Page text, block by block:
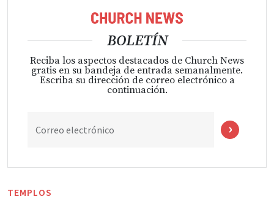
BOLETÍN
Reciba los aspectos destacados de Church News
gratis en su bandeja de entrada semanalmente.
Escriba su dirección de correo electrónico a
continuación.
Correo electrónico
TEMPLOS